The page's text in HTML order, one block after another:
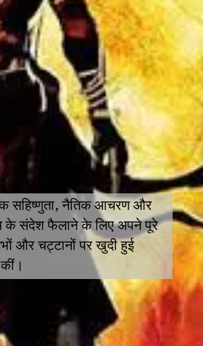
सहिष्णुता, नैतिक आचरण और
के संदेश फैलाने के लिए अपने पूरे
और चट्टानों पर खुदी हुई
कीं।